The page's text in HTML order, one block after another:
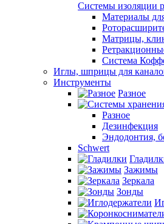
Системы изоляции
Материалы
Матрицы,
Система
Иглы, шприцы для
Инструменты
Разное
Разное
Дезинфекция
Эндодонтия,
Schwert
Зажимы
Зеркала
Зонды